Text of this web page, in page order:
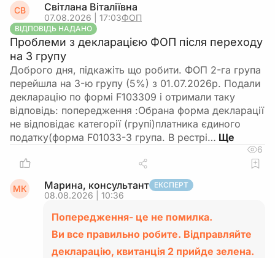
СВ Світлана Віталіївна
07.08.2026 | 17:03ФОП
ВІДПОВІДЬ НАДАНО
Проблеми з декларацією ФОП після переходу
на 3 групу
Доброго дня, підкажіть що робити. ФОП 2-га група
перейшла на 3-ю групу (5%) з 01.07.2026р. Подали
декларацію по формі F103309 і отримали таку
відповідь: попередження :Обрана форма декларації
не відповідає категорії (групі)платника єдиного
податку(форма F01033-3 група. В рестрі…
6
МК Марина, консультант ЕКСПЕРТ
08.08.2026 | 10:36
Попередження- це не помилка.
Ви все правильно робите. Відправляйте
декларацію, квитанція 2 прийде зелена.